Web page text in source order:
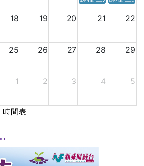
18 19 20 21 22
25 26 27 28 29
1 2 3 4 5
時間表